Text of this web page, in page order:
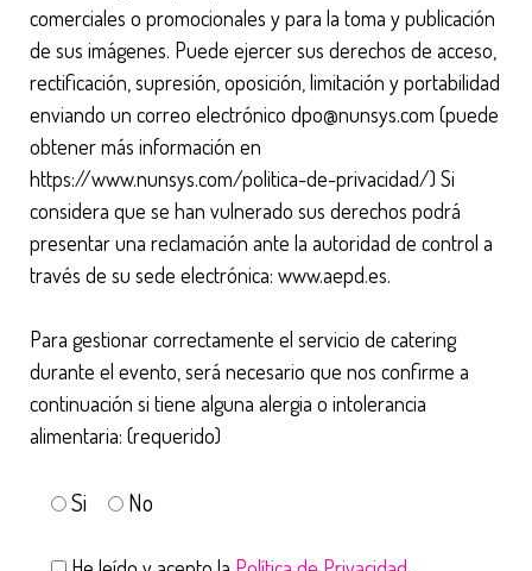
comerciales o promocionales y para la toma y publicación
de sus imágenes. Puede ejercer sus derechos de acceso,
rectificación, supresión, oposición, limitación y portabilidad
enviando un correo electrónico dpo@nunsys.com (puede
obtener más información en
https://www.nunsys.com/politica-de-privacidad/) Si
considera que se han vulnerado sus derechos podrá
presentar una reclamación ante la autoridad de control a
través de su sede electrónica: www.aepd.es.
Para gestionar correctamente el servicio de catering
durante el evento, será necesario que nos confirme a
continuación si tiene alguna alergia o intolerancia
alimentaria: (requerido)
Si No